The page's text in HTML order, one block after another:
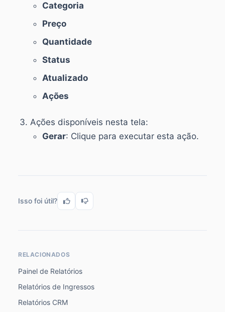
Categoria
Preço
Quantidade
Status
Atualizado
Ações
Ações disponíveis nesta tela:
Gerar: Clique para executar esta ação.
Isso foi útil?
RELACIONADOS
Painel de Relatórios
Relatórios de Ingressos
Relatórios CRM